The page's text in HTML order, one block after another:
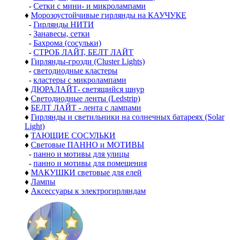
- Сетки с мини- и микролампами
♦ Морозоустойчивые гирлянды на КАУЧУКЕ
- Гирлянды НИТИ
- Занавесы, сетки
- Бахрома (сосульки)
- СТРОБ ЛАЙТ, БЕЛТ ЛАЙТ
♦ Гирлянды-грозди (Cluster Lights)
- светодиодные кластеры
- кластеры с микролампами
♦ ДЮРАЛАЙТ- светящийся шнур
♦ Светодиодные ленты (Ledstrip)
♦ БЕЛТ ЛАЙТ - лента с лампами
♦ Гирлянды и светильники на солнечных батареях (Solar
Light)
♦ ТАЮЩИЕ СОСУЛЬКИ
♦ Световые ПАННО и МОТИВЫ
- панно и мотивы для улицы
- панно и мотивы для помещения
♦ МАКУШКИ световые для елей
♦ Лампы
♦ Аксессуары к электрогирляндам